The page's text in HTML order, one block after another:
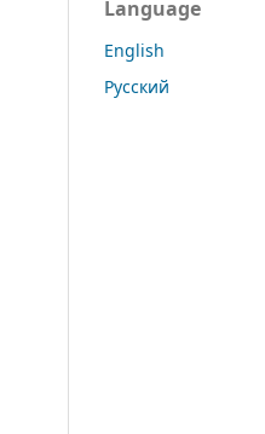
Language
English
Русский